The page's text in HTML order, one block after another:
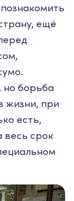
ещё
но борьба
жизни, при
есть,
весь срок